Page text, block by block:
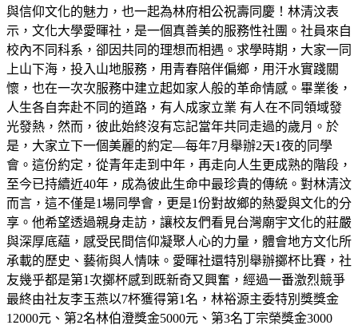
與信仰文化的魅力，也一起為林府相公祝壽同慶！林清汶表
示，文化大學愛暉社，是一個真善美的服務性社團。社員來自
校內不同科系，卻因共同的理想而相遇。求學時期，大家一同
上山下海，投入山地服務，用青春陪伴偏鄉，用汗水實踐關
懷，也在一次次服務中建立起如家人般的革命情感。畢業後，
人生各自奔赴不同的道路，有人成家立業 有人在不同領域發
光發熱，然而，彼此始終沒有忘記當年共同走過的歲月。於
是，大家立下一個美麗的約定—每年7月舉辦2天1夜的同學
會。這份約定，從青年走到中年，再走向人生更成熟的階段，
至今已持續近40年，成為彼此生命中最珍貴的傳統。對林清汶
而言，這不僅是1場同學會，更是1份對故鄉的熱愛與文化的分
享。他希望透過親身走訪，讓校友們看見台灣廟宇文化的莊嚴
與深厚底蘊，感受民間信仰凝聚人心的力量，體會地方文化所
承載的歷史、藝術與人情味。愛暉社還特別舉辦擲杯比賽，社
友幾乎都是第1次擲杯感到既新奇又興奮，經過一番激烈競爭
最終由社友李玉燕以7杯獲得第1名，林裕源主委特別獎獎金
12000元、第2名林伯澄獎金5000元、第3名丁宗榮獎金3000